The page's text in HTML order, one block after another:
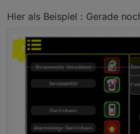
Anbei ein paar
Hier als Beispiel : Gerade